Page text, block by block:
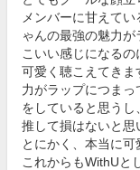
メンバーに甘えて
ゃんの最強の魅力
こいい感じになる
可愛く聴こえてき
力がラップにつま
をしていると思う
推して損はないと思
とにかく、本当に可
これからもWithUと